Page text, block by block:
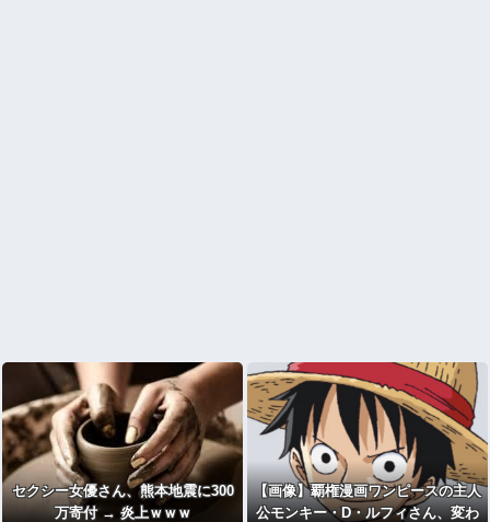
セクシー女優さん、熊本地震に300
万寄付 → 炎上ｗｗｗ
【画像】覇権漫画ワンピースの主人
公モンキー・D・ルフィさん、変わ